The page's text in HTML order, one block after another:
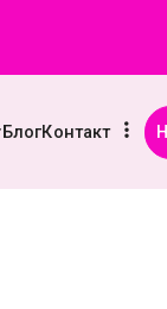
(опрема и
БлогКонтакт